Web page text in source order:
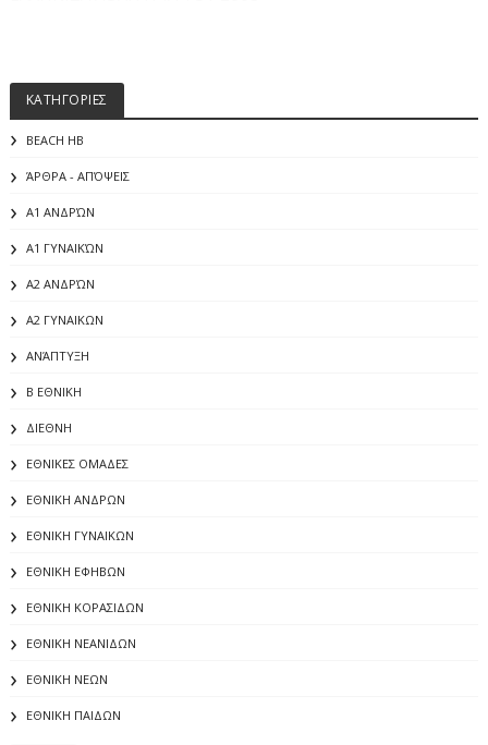
ΚΑΤΗΓΟΡΙΕΣ
BEACH HB
ΆΡΘΡΑ - ΑΠΌΨΕΙΣ
Α1 ΑΝΔΡΏΝ
Α1 ΓΥΝΑΙΚΏΝ
Α2 ΑΝΔΡΏΝ
Α2 ΓΥΝΑΙΚΩΝ
ΑΝΆΠΤΥΞΗ
Β ΕΘΝΙΚΗ
ΔΙΕΘΝΗ
ΕΘΝΙΚΕΣ ΟΜΑΔΕΣ
ΕΘΝΙΚΗ ΑΝΔΡΩΝ
ΕΘΝΙΚΗ ΓΥΝΑΙΚΩΝ
ΕΘΝΙΚΗ ΕΦΗΒΩΝ
ΕΘΝΙΚΗ ΚΟΡΑΣΙΔΩΝ
ΕΘΝΙΚΗ ΝΕΑΝΙΔΩΝ
ΕΘΝΙΚΗ ΝΕΩΝ
ΕΘΝΙΚΗ ΠΑΙΔΩΝ